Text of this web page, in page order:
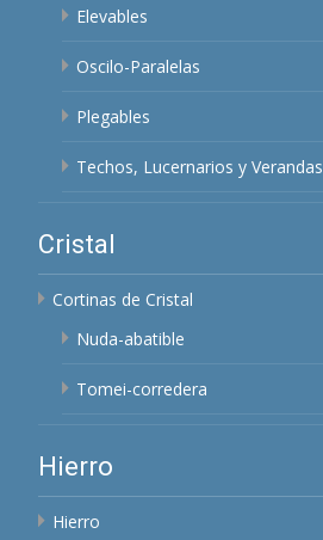
Elevables
Oscilo-Paralelas
Plegables
Techos, Lucernarios y Verandas
Cristal
Cortinas de Cristal
Nuda-abatible
Tomei-corredera
Hierro
Hierro